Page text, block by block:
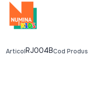
ArticolRJ004BCod Produs